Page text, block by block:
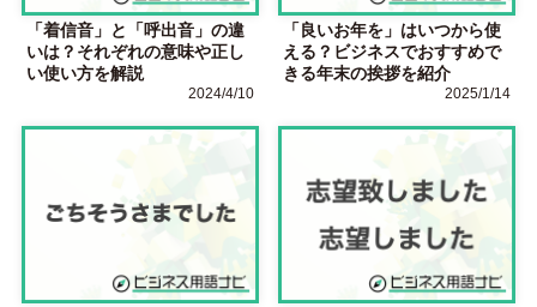
「着信音」と「呼出音」の違
いは？それぞれの意味や正し
い使い方を解説
2024/4/10
「良いお年を」はいつから使
える？ビジネスでおすすめで
きる年末の挨拶を紹介
2025/1/14